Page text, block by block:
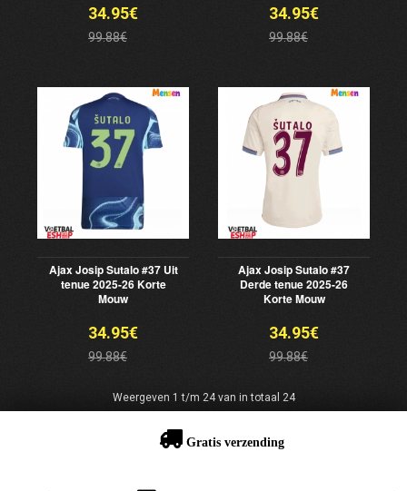
34.95€
99.88€
34.95€
99.88€
Ajax Josip Sutalo #37 Uit
tenue 2025-26 Korte
Mouw
34.95€
99.88€
Ajax Josip Sutalo #37
Derde tenue 2025-26
Korte Mouw
34.95€
99.88€
Weergeven 1 t/m 24 van in totaal 24
Gratis verzending